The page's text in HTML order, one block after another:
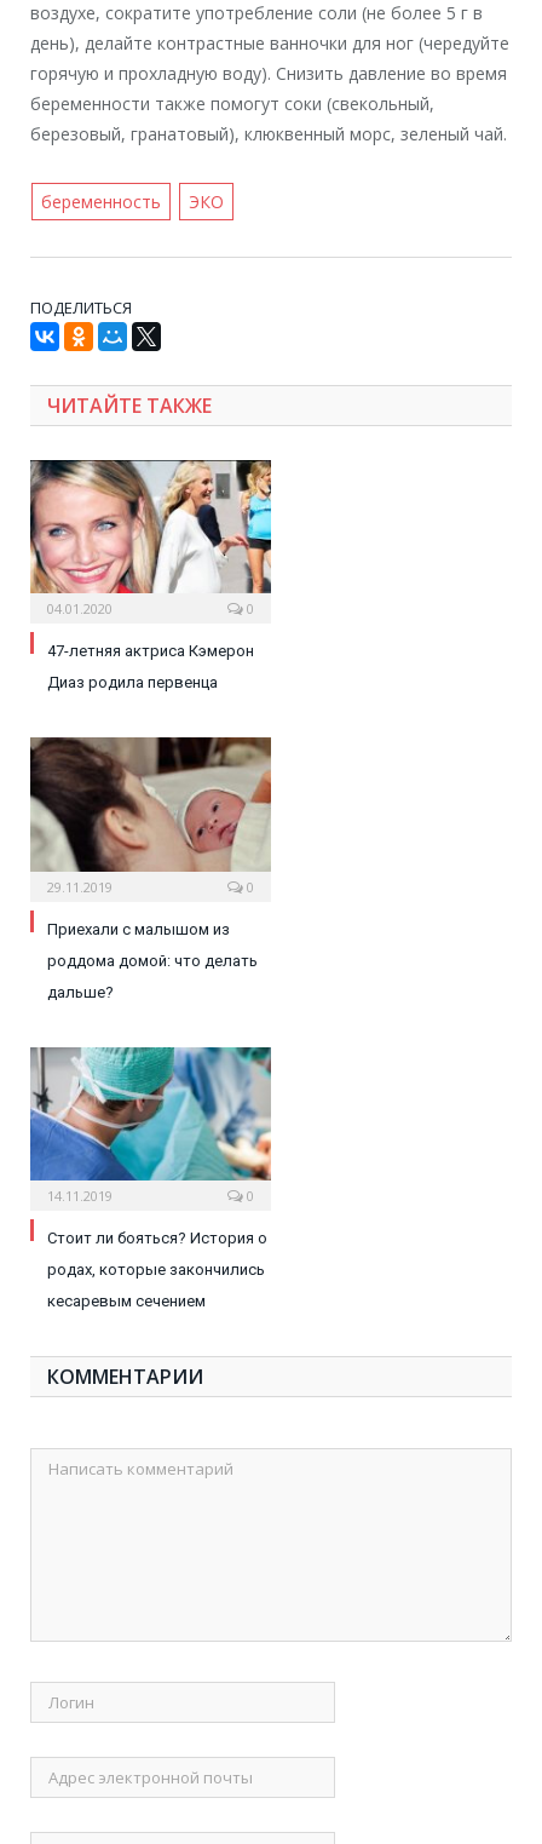
воздухе, сократите употребление соли (не более 5 г в
день), делайте контрастные ванночки для ног (чередуйте
горячую и прохладную воду). Снизить давление во время
беременности также помогут соки (свекольный,
березовый, гранатовый), клюквенный морс, зеленый чай.
беременность ЭКО
ПОДЕЛИТЬСЯ
ЧИТАЙТЕ ТАКЖЕ
04.01.2020 0
47-летняя актриса Кэмерон
Диаз родила первенца
29.11.2019 0
Приехали с малышом из
роддома домой: что делать
дальше?
14.11.2019 0
Стоит ли бояться? История о
родах, которые закончились
кесаревым сечением
КОММЕНТАРИИ